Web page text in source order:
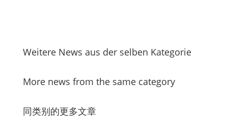
Weitere News aus der selben Kategorie
More news from the same category
同类别的更多文章